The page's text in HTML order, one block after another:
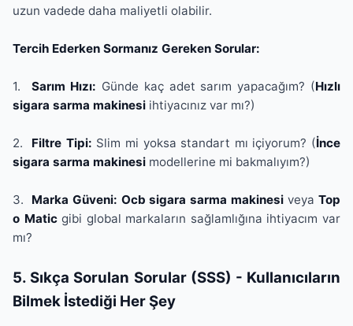
uzun vadede daha maliyetli olabilir.
Tercih Ederken Sormanız Gereken Sorular:
1. Sarım Hızı: Günde kaç adet sarım yapacağım? (Hızlı
sigara sarma makinesi ihtiyacınız var mı?)
2. Filtre Tipi: Slim mi yoksa standart mı içiyorum? (İnce
sigara sarma makinesi modellerine mi bakmalıyım?)
3. Marka Güveni: Ocb sigara sarma makinesi veyaTop
o Maticgibi global markaların sağlamlığına ihtiyacım var
mı?
5. Sıkça Sorulan Sorular (SSS) - Kullanıcıların
Bilmek İstediği Her Şey